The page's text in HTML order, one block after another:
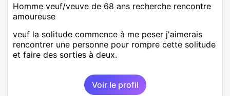
Homme veuf/veuve de 68 ans recherche rencontre
amoureuse
veuf la solitude commence à me peser j'aimerais
rencontrer une personne pour rompre cette solitude
et faire des sorties à deux.
Voir le profil